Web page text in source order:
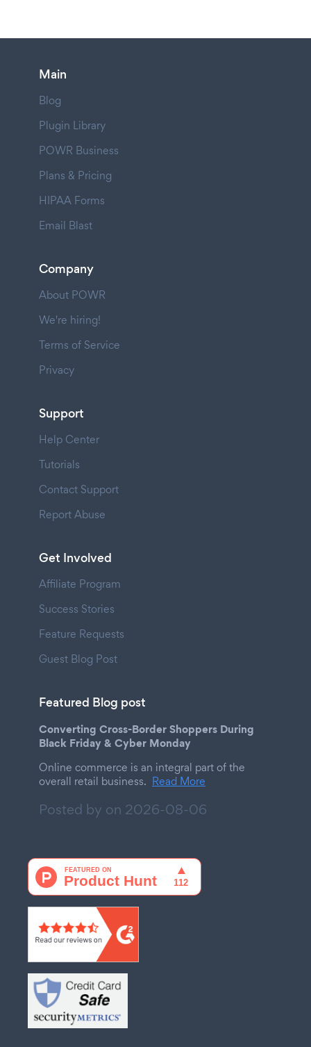
Main
Blog
Plugin Library
POWR Business
Plans & Pricing
HIPAA Forms
Email Blast
Company
About POWR
We're hiring!
Terms of Service
Privacy
Support
Help Center
Tutorials
Contact Support
Report Abuse
Get Involved
Affiliate Program
Success Stories
Feature Requests
Guest Blog Post
Featured Blog post
Converting Cross-Border Shoppers During
Black Friday & Cyber Monday
Online commerce is an integral part of the
overall retail business. Read More
Posted by on 2026-08-06